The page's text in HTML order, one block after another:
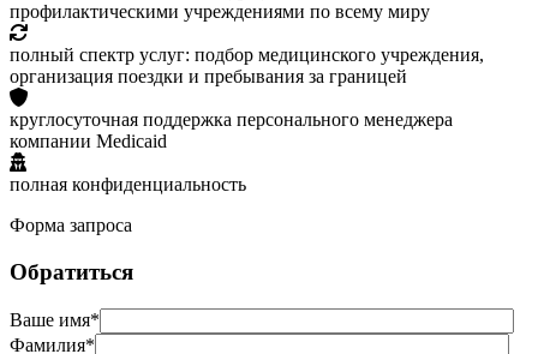
профилактическими учреждениями по всему миру
полный спектр услуг: подбор медицинского учреждения,
организация поездки и пребывания за границей
круглосуточная поддержка персонального менеджера
компании Medicaid
полная конфиденциальность
Форма запроса
Обратиться
Ваше имя*
Фамилия*